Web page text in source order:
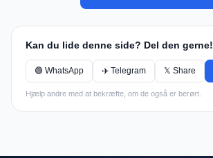
Kan du lide denne side? Del den gerne!
🟢 WhatsApp ✈️ Telegram 𝕏 Share
Hjælp andre med at bekræfte, om de også er berørt.